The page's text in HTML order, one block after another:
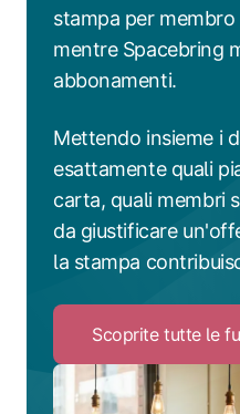
stampa per
mentre Spacebring
abbonamenti.
Mettendo insieme i
esattamente quali
carta, quali membri
da giustificare
la stampa
Scoprite tutte le